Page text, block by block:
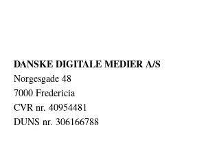
DANSKE DIGITALE MEDIER A/S
Norgesgade 48
7000 Fredericia
CVR nr. 40954481
DUNS nr. 306166788